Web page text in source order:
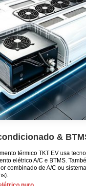
&
térmico TKT EV usa
elétrico A/C e BTMS.
combinado de A/C ou